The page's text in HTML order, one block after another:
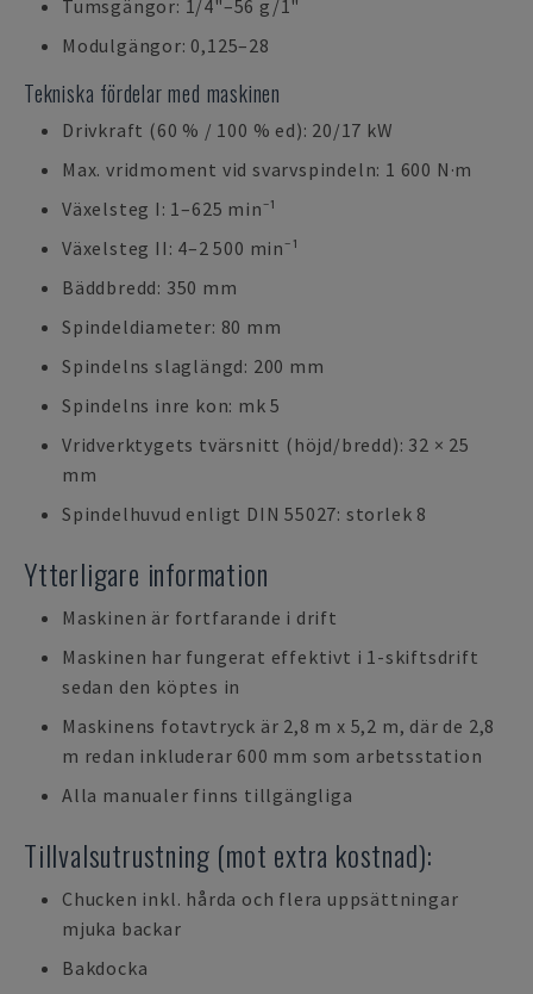
Tumsgängor: 1/4"–56 g/1"
Modulgängor: 0,125–28
Tekniska fördelar med maskinen
Drivkraft (60 % / 100 % ed): 20/17 kW
Max. vridmoment vid svarvspindeln: 1 600 N·m
Växelsteg I: 1–625 min⁻¹
Växelsteg II: 4–2 500 min⁻¹
Bäddbredd: 350 mm
Spindeldiameter: 80 mm
Spindelns slaglängd: 200 mm
Spindelns inre kon: mk 5
Vridverktygets tvärsnitt (höjd/bredd): 32 × 25
mm
Spindelhuvud enligt DIN 55027: storlek 8
Ytterligare information
Maskinen är fortfarande i drift
Maskinen har fungerat effektivt i 1-skiftsdrift
sedan den köptes in
Maskinens fotavtryck är 2,8 m x 5,2 m, där de 2,8
m redan inkluderar 600 mm som arbetsstation
Alla manualer finns tillgängliga
Tillvalsutrustning (mot extra kostnad):
Chucken inkl. hårda och flera uppsättningar
mjuka backar
Bakdocka